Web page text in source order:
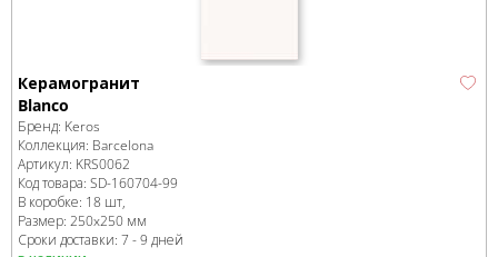
Керамогранит
Blanco
Бренд: Keros
Коллекция: Barcelona
Артикул: KRS0062
Код товара: SD-160704-99
В коробке: 18 шт,
Размер: 250x250 мм
Сроки доставки: 7 - 9 дней